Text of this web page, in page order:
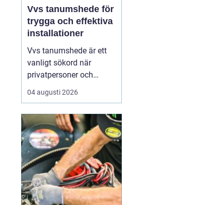
Vvs tanumshede för
trygga och effektiva
installationer
Vvs tanumshede är ett
vanligt sökord när
privatpersoner och
företag behöver hjälp
med värme, vatten och
Många undrar vad som
skiljer en seriös vvs
partner från en tillfällig
lösning, hur en
installation bör gå till
och vilka...
04 augusti 2026